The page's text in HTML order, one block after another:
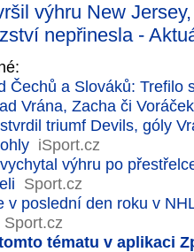
výhru New
nepřinesla -
Čechů a Slováků: Trefilo
Vrána, Zacha či Voráček
triumf Devils, góly
iSport.cz
výhru po
Sport.cz
v poslední den roku v
Sport.cz
tématu v aplikaci